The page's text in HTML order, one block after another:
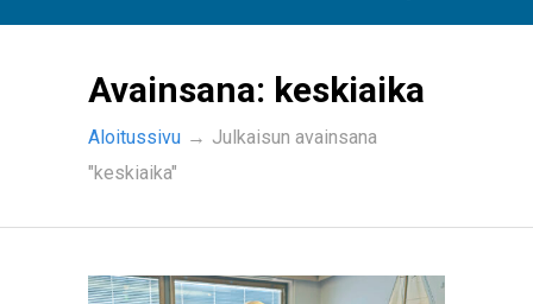
Avainsana: keskiaika
Aloitussivu → Julkaisun avainsana
"keskiaika"